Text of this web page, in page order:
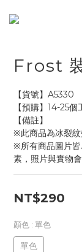
Frost
【貨號】A5330
【預購】14-25
【備註】
※此商品為冰裂
※所有商品圖片皆
素，照片與實物
NT$290
顏色 : 單色
單色